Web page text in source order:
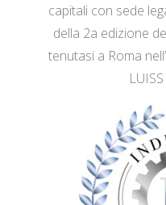
capitali con sede
della 2a edizione
tenutasi a Roma